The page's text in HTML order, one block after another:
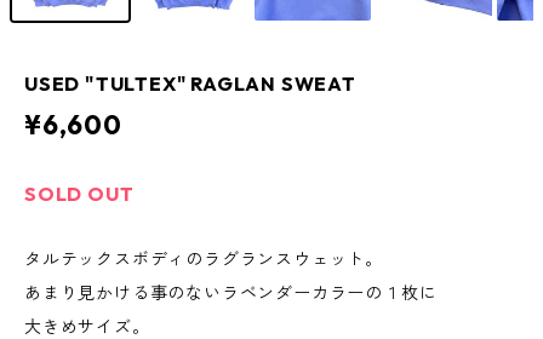
USED "TULTEX" RAGLAN SWEAT
¥6,600
SOLD OUT
タルテックスボディのラグランスウェット。
あまり見かける事のないラベンダーカラーの１枚に
大きめサイズ。